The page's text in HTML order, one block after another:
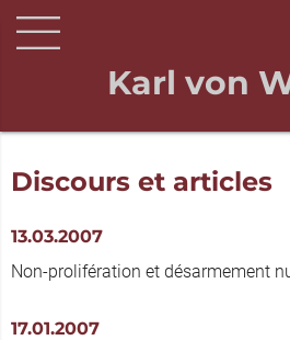
Karl von
Discours et articles
13.03.2007
Non-prolifération et désarmement
17.01.2007